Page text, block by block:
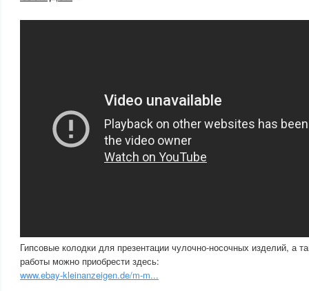
Гипсовые колодки для презентации чулочно-носочных изделий, а
работы можно приобрести здесь:
www.ebay-kleinanzeigen.de/m-m...